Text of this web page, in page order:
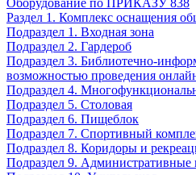
Оборудование по ПРИКАЗУ 838
Раздел 1. Комплекс оснащения
Подраздел 1. Входная зона
Подраздел 2. Гардероб
Подраздел 3. Библиотечно-
возможностью проведения
Подраздел 4.
Подраздел 5. Столовая
Подраздел 6. Пищеблок
Подраздел 7. Спортивный
Подраздел 8. Коридоры и
Подраздел 9. Административные